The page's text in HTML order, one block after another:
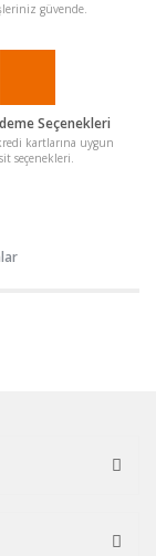
güvende.
Seçenekleri
kartlarına uygun
seçenekleri.